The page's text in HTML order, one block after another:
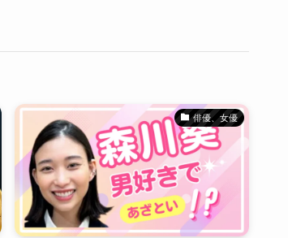
俳優、女優